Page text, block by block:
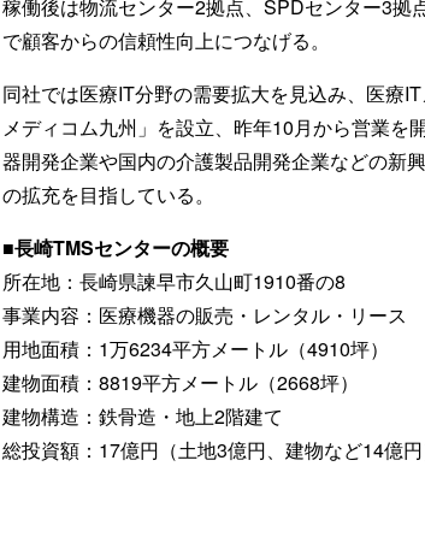
稼働後は物流センター2拠点、SPDセンター3拠
で顧客からの信頼性向上につなげる。
同社では医療IT分野の需要拡大を見込み、医療
メディコム九州」を設立、昨年10月から営業を
器開発企業や国内の介護製品開発企業などの新
の拡充を目指している。
■長崎TMSセンターの概要
所在地：長崎県諫早市久山町1910番の8
事業内容：医療機器の販売・レンタル・リース
用地面積：1万6234平方メートル（4910坪）
建物面積：8819平方メートル（2668坪）
建物構造：鉄骨造・地上2階建て
総投資額：17億円（土地3億円、建物など14億円